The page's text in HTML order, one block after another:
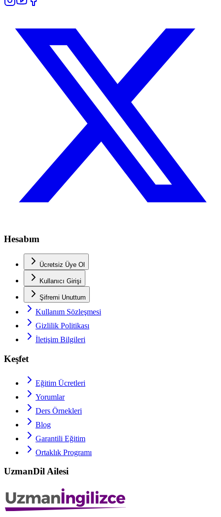
Hesabım
Ücretsiz Üye Ol
Kullanıcı Girişi
Şifremi Unuttum
Kullanım Sözleşmesi
Gizlilik Politikası
İletişim Bilgileri
Keşfet
Eğitim Ücretleri
Yorumlar
Ders Örnekleri
Blog
Garantili Eğitim
Ortaklık Programı
UzmanDil Ailesi